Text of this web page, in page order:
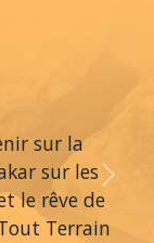
sur la
sur les
le rêve de
Terrain
Next